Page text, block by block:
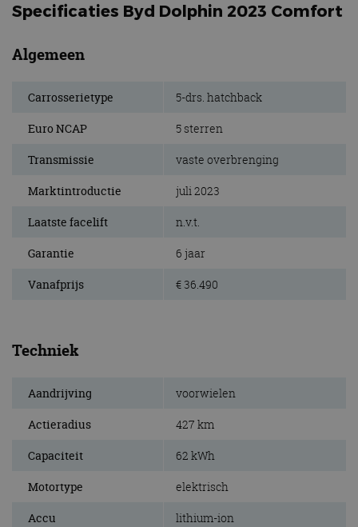
Specificaties Byd Dolphin 2023 Comfort
Algemeen
Carrosserietype 5-drs. hatchback
Euro NCAP 5 sterren
Transmissie vaste overbrenging
Marktintroductie juli 2023
Laatste facelift n.v.t.
Garantie 6 jaar
Vanafprijs € 36.490
Techniek
Aandrijving voorwielen
Actieradius 427 km
Capaciteit 62 kWh
Motortype elektrisch
Accu lithium-ion